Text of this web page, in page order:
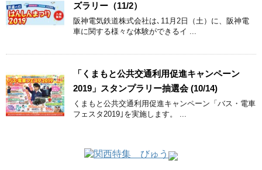
ズラリー（11/2）
阪神電気鉄道株式会社は､11月2日（土）に、阪神電
車に関する様々な体験ができるイ ...
「くまもと公共交通利用促進キャンペーン
2019」スタンプラリー抽選会 (10/14)
くまもと公共交通利用促進キャンペーン「バス・電車
フェスタ2019｣を実施します。 ...